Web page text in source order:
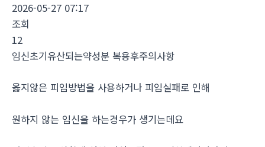
2026-05-27 07:17
조회
12
임신초기유산되는약성분 복용후주의사항
옳지않은 피임방법을 사용하거나 피임실패로 인해
원하지 않는 임신을 하는경우가 생기는데요